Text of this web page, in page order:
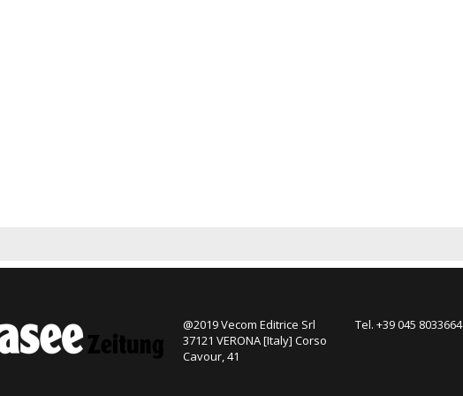
@2019 Vecom Editrice Srl
37121 VERONA [Italy] Corso
Cavour, 41
Tel. +39 045 8033664